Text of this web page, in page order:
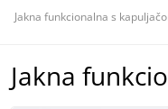
Jakna funkcionalna s
Jakna